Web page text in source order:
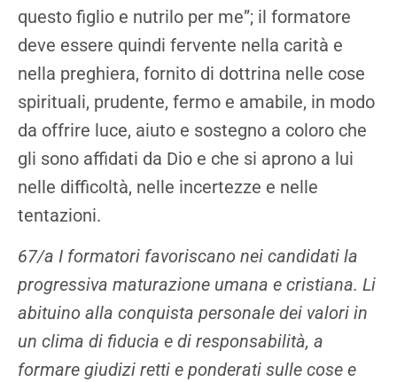
questo figlio e nutrilo per me”; il formatore
deve essere quindi fervente nella carità e
nella preghiera, fornito di dottrina nelle cose
spirituali, prudente, fermo e amabile, in modo
da offrire luce, aiuto e sostegno a coloro che
gli sono affidati da Dio e che si aprono a lui
nelle difficoltà, nelle incertezze e nelle
tentazioni.
67/a I formatori favoriscano nei candidati la
progressiva maturazione umana e cristiana. Li
abituino alla conquista personale dei valori in
un clima di fiducia e di responsabilità, a
formare giudizi retti e ponderati sulle cose e